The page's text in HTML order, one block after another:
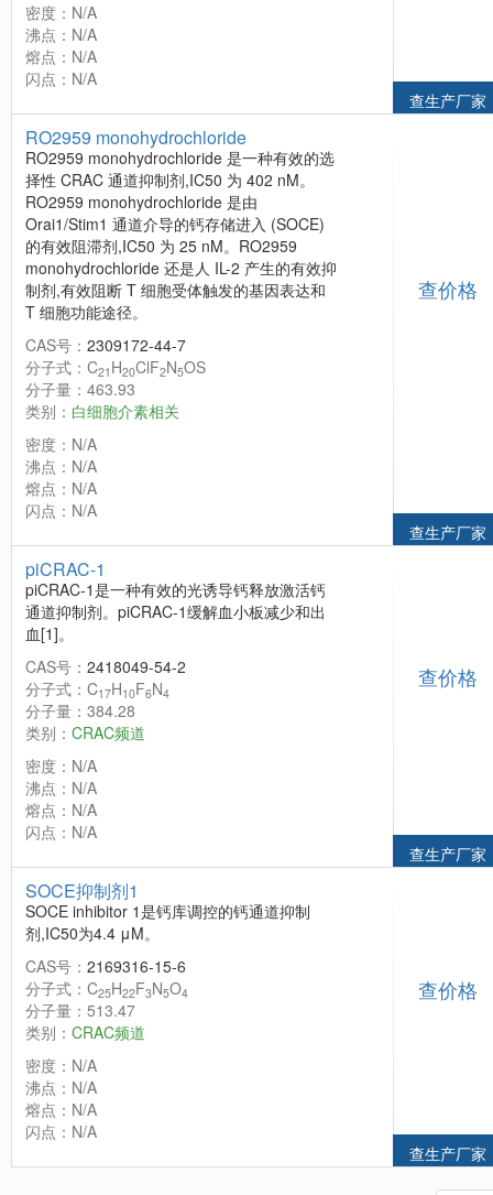
密度：N/A
沸点：N/A
熔点：N/A
闪点：N/A
查生产厂家
RO2959 monohydrochloride
RO2959 monohydrochloride 是一种有效的选
择性 CRAC 通道抑制剂,IC50 为 402 nM。
RO2959 monohydrochloride 是由
Orai1/Stim1 通道介导的钙存储进入 (SOCE)
的有效阻滞剂,IC50 为 25 nM。RO2959
monohydrochloride 还是人 IL-2 产生的有效抑
制剂,有效阻断 T 细胞受体触发的基因表达和
T 细胞功能途径。
CAS号： 2309172-44-7
分子式：C21 H20ClF2N5OS
分子量：463.93
类别： 白细胞介素相关
密度：N/A
沸点：N/A
熔点：N/A
闪点：N/A
查价格
查生产厂家
piCRAC-1
piCRAC-1是一种有效的光诱导钙释放激活钙
通道抑制剂。piCRAC-1缓解血小板减少和出
血[1]。
CAS号： 2418049-54-2
分子式：C17H10F6N4
分子量：384.28
类别： CRAC频道
密度：N/A
沸点：N/A
熔点：N/A
闪点：N/A
查价格
查生产厂家
SOCE抑制剂1
SOCE inhibitor 1是钙库调控的钙通道抑制
剂,IC50为4.4 μM。
CAS号： 2169316-15-6
分子式：C25H22F3N5O4
分子量：513.47
类别： CRAC频道
密度：N/A
沸点：N/A
熔点：N/A
闪点：N/A
查价格
查生产厂家